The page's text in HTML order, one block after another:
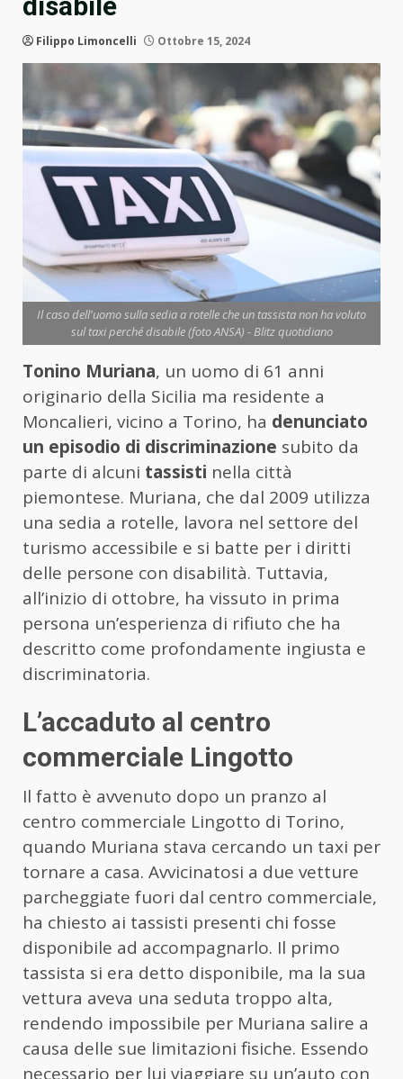
Filippo Limoncelli Ottobre 15, 2024
Il caso dell'uomo sulla sedia a rotelle che un tassista non ha voluto
sul taxi perché disabile (foto ANSA) - Blitz quotidiano
Tonino Muriana, un uomo di 61 anni
originario della Sicilia ma residente a
Moncalieri, vicino a Torino, ha denunciato
un episodio di discriminazione subito da
parte di alcuni tassisti nella città
piemontese. Muriana, che dal 2009 utilizza
una sedia a rotelle, lavora nel settore del
turismo accessibile e si batte per i diritti
delle persone con disabilità. Tuttavia,
all’inizio di ottobre, ha vissuto in prima
persona un’esperienza di rifiuto che ha
descritto come profondamente ingiusta e
discriminatoria.
L’accaduto al centro
commerciale Lingotto
Il fatto è avvenuto dopo un pranzo al
centro commerciale Lingotto di Torino,
quando Muriana stava cercando un taxi per
tornare a casa. Avvicinatosi a due vetture
parcheggiate fuori dal centro commerciale,
ha chiesto ai tassisti presenti chi fosse
disponibile ad accompagnarlo. Il primo
tassista si era detto disponibile, ma la sua
vettura aveva una seduta troppo alta,
rendendo impossibile per Muriana salire a
causa delle sue limitazioni fisiche. Essendo
necessario per lui viaggiare su un’auto con